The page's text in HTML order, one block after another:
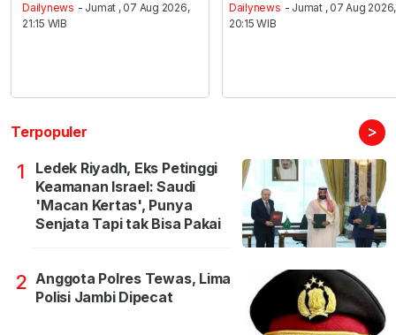
Dailynews - Jumat , 07 Aug 2026,
21:15 WIB
Dailynews - Jumat , 07 Aug 2026,
20:15 WIB
Terpopuler >
1
Ledek Riyadh, Eks Petinggi
Keamanan Israel: Saudi
'Macan Kertas', Punya
Senjata Tapi tak Bisa Pakai
2 Anggota Polres Tewas, Lima
Polisi Jambi Dipecat